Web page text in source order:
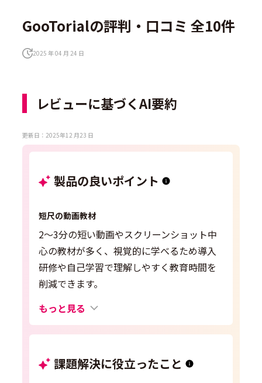
GooTorialの評判・口コミ 全10件
2025 年 04 月 24 日
レビューに基づくAI要約
更新日：2025年12 月23 日
製品の良いポイント
短尺の動画教材
2〜3分の短い動画やスクリーンショット中
心の教材が多く、視覚的に学べるため導入
研修や自己学習で理解しやすく教育時間を
削減できます。
もっと見る
課題解決に役立ったこと